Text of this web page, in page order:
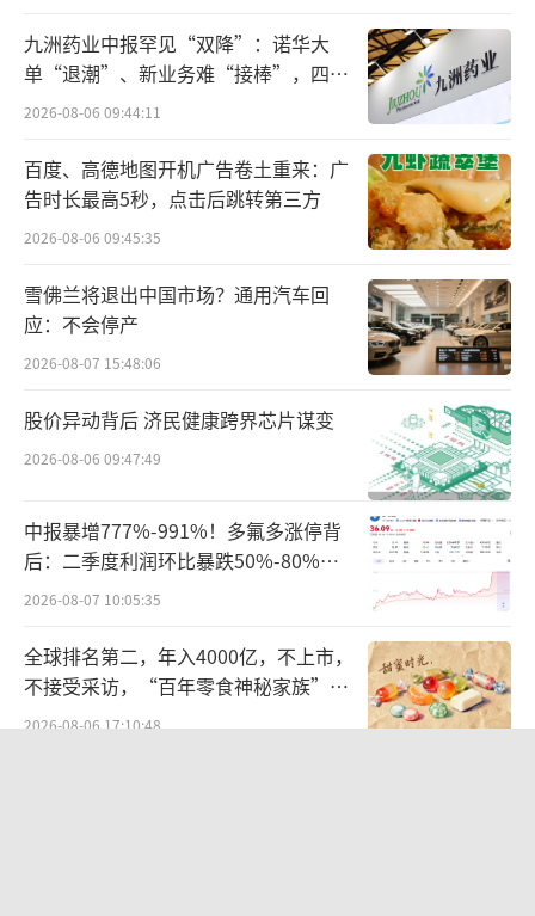
对于业绩下降的原因，五洲医疗在2025年
年报中解释称，受行业市场竞争及市场需求变
化等因素影响，公司营业收入有一定程度减
少；同时市场竞争导致产品价格有所下降，导
致公司净利润出现较大幅度下滑，且公司财务
费用同比有较大幅度增加，主要系汇率波动导
利润水平。
2026年一季度，公司实现营业收入约1.01
亿元，同比下降3.33%；对应实现归属净利润
约805.1万元，同比增长42.89%。
奥优国际董事长张玥表示，公司业绩持续
下滑，跨界切入高景气的电机控制芯片赛道可
打造第二增长曲线，优化业务结构并抬升长期
估值；标的拥有多年技术沉淀与产业资本背
书，具备一定产业价值。不过，跨界并购重组
可能面临更严格的审核，易被质疑炒作热点；
标的估值公允性、商誉减值风险等也是审核重
九洲药业中报罕见“双降”：诺华大
单“退潮”、新业务难“接棒”，四大
难关待闯
2026-08-06 09:44:11
百度、高德地图开机广告卷土重来：广
告时长最高5秒，点击后跳转第三方
2026-08-06 09:45:35
雪佛兰将退出中国市场？通用汽车回
应：不会停产
2026-08-07 15:48:06
股价异动背后 济民健康跨界芯片谋变
2026-08-06 09:47:49
中报暴增777%-991%！多氟多涨停背
后：二季度利润环比暴跌50%-80%，
是黄金坑还是陷阱？
2026-08-07 10:05:35
全球排名第二，年入4000亿，不上市，
不接受采访，“百年零食神秘家族”浮
出水面？
2026-08-06 17:10:48